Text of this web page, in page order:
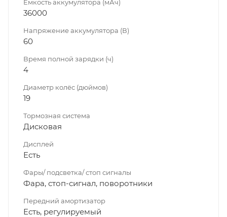
Емкость аккумулятора (мАч)
36000
Напряжение аккумулятора (В)
60
Время полной зарядки (ч)
4
Диаметр колёс (дюймов)
19
Тормозная система
Дисковая
Дисплей
Есть
Фары/ подсветка/ стоп сигналы
Фара, стоп-сигнал, поворотники
Передний амортизатор
Есть, регулируемый